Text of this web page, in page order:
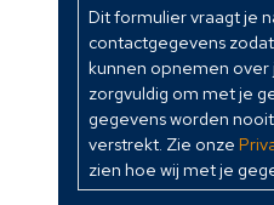
je
naam
en
contactgegevens
zodat
wij
contact
Dit formulier vraagt je
contactgegevens
kunnen opnemen over
zorgvuldig om met je
gegevens worden
verstrekt. Zie onze
zien hoe wij met je